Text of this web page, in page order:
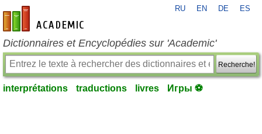
fr-academic.com
RU EN DE ES
Dictionnaires et Encyclopédies sur 'Academic'
Recherche!
interprétations traductions livres Игры ⚽